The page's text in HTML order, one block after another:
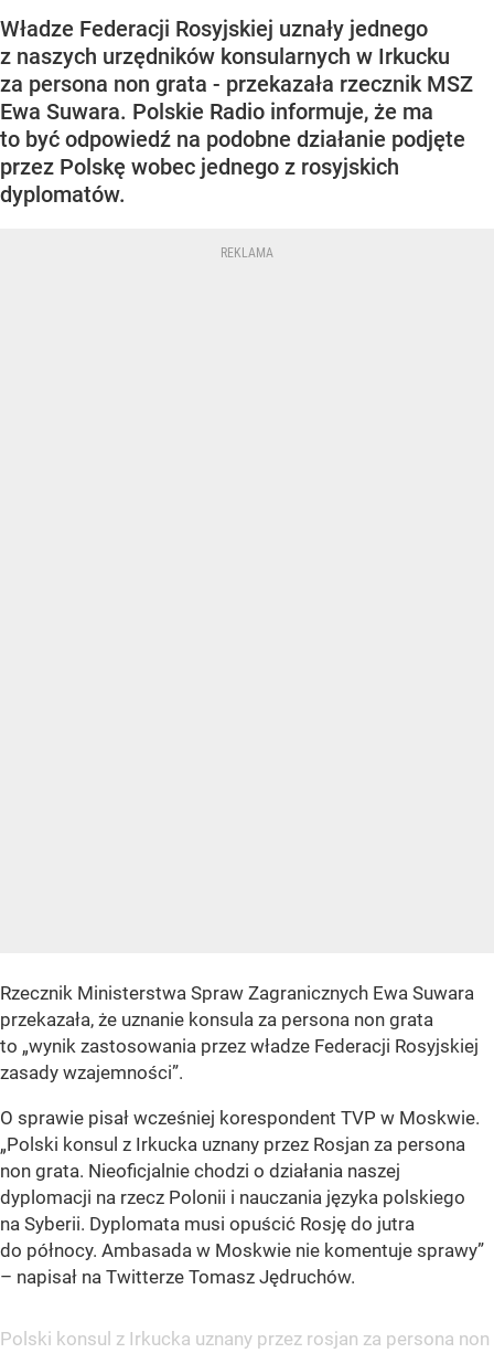
Władze Federacji Rosyjskiej uznały jednego
z naszych urzędników konsularnych w Irkucku
za persona non grata - przekazała rzecznik MSZ
Ewa Suwara. Polskie Radio informuje, że ma
to być odpowiedź na podobne działanie podjęte
przez Polskę wobec jednego z rosyjskich
dyplomatów.
Rzecznik Ministerstwa Spraw Zagranicznych Ewa Suwara
przekazała, że uznanie konsula za persona non grata
to „wynik zastosowania przez władze Federacji Rosyjskiej
zasady wzajemności”.
O sprawie pisał wcześniej korespondent TVP w Moskwie.
„Polski konsul z Irkucka uznany przez Rosjan za persona
non grata. Nieoficjalnie chodzi o działania naszej
dyplomacji na rzecz Polonii i nauczania języka polskiego
na Syberii. Dyplomata musi opuścić Rosję do jutra
do północy. Ambasada w Moskwie nie komentuje sprawy”
– napisał na Twitterze Tomasz Jędruchów.
Polski konsul z Irkucka uznany przez rosjan za persona non